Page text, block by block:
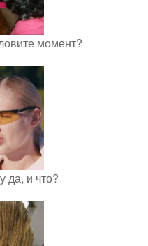
момент?
да, и что?